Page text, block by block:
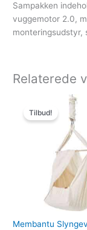
Sampakken
vuggemotor 2.0,
monteringsudstyr,
Relaterede
Tilbud!
Membantu
pris